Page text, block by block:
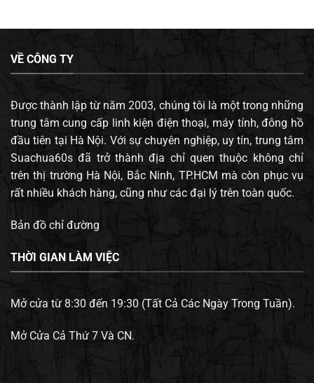
VỀ CÔNG TY
Được thành lập từ năm 2003, chúng tôi là một trong những
trung tâm cung cấp linh kiện điện thoại, máy tính, đông hồ
đầu tiên tại Hà Nội. Với sự chuyên nghiệp, uy tín, trung tâm
Suachua60s đã trở thành địa chỉ quen thuộc không chỉ
trên thị trường Hà Nội, Bắc Ninh, TP.HCM mà còn phục vụ
rất nhiều khách hàng, cũng như các đại lý trên toàn quốc.
Bản đồ chỉ đường
THỜI GIAN LÀM VIỆC
Mở cửa từ 8:30 đến 19:30 (Tất Cả Các Ngày Trong Tuần).
Mở Cửa Cả Thứ 7 Và CN.